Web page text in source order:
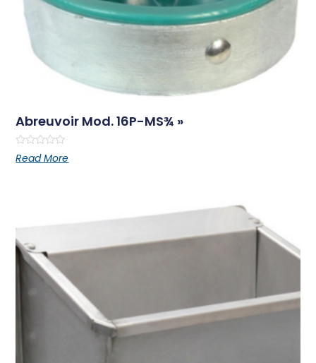
Abreuvoir Mod. 16P-MS¾ »
Rated
0
Read More